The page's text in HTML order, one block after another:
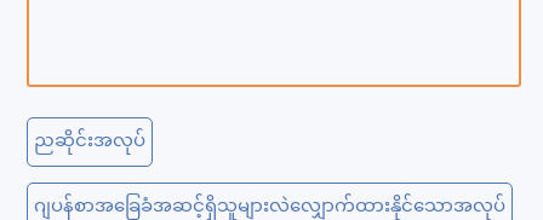
ညဆိုင်းအလုပ်
ဂျပန်စာအခြေခံအဆင့်ရှိသူများလဲလျှောက်ထားနိုင်သောအလုပ်